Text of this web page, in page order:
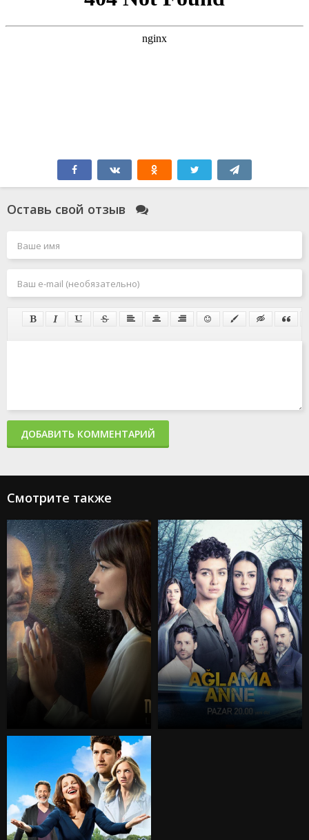
Оставь свой отзыв
ДОБАВИТЬ КОММЕНТАРИЙ
Смотрите также